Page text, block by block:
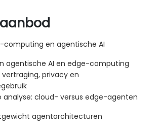
computing en agentische AI
agentische AI en edge-computing
privacy en
analyse: cloud- versus edge-agenten
agentarchitecturen